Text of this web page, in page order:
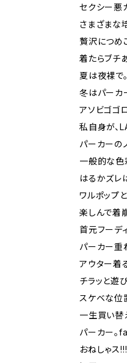
セクシー悪
さまざまな
贅沢につめ
着たらブチ
夏は夜裸で。
冬はパーカ
アソビゴゴ
私自身が、
パーカーの
一般的な色
はるかズレ
ワルポップ
楽しんで着
首元フーデ
パーカー重
アウター着
チラッと遊
スケベな位
一生買い替
パーカー。
おねしゃス!!!